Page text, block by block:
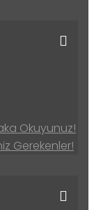
Okuyunuz!
Gerekenler!